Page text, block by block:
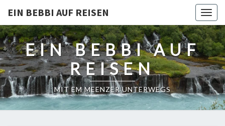
EIN BEBBI AUF REISEN
EIN BEBBI AUF
REISEN
MIT EM MEENZER UNTERWEGS